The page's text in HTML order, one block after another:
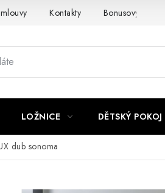
Kontakty Bonusový
LOŽNICE DĚTSKÝ POKOJ
dub sonoma